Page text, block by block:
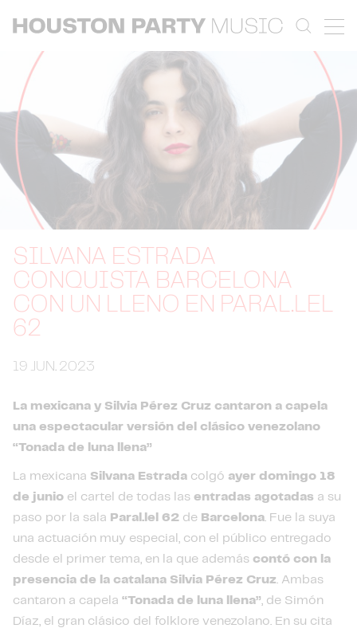
SILVANA ESTRADA
CONQUISTA BARCELONA
CON UN LLENO EN PARAL.LEL
62
19 JUN. 2023
La mexicana y Silvia Pérez Cruz cantaron a capela
una espectacular versión del clásico venezolano
“Tonada de luna llena”
La mexicana Silvana Estrada colgó ayer domingo 18
de junio el cartel de todas las entradas agotadas a su
paso por la sala Paral.lel 62 de Barcelona. Fue la suya
una actuación muy especial, con el público entregado
desde el primer tema, en la que además contó con la
presencia de la catalana Silvia Pérez Cruz. Ambas
cantaron a capela “Tonada de luna llena”, de Simón
Díaz, el gran clásico del folklore venezolano. En su cita